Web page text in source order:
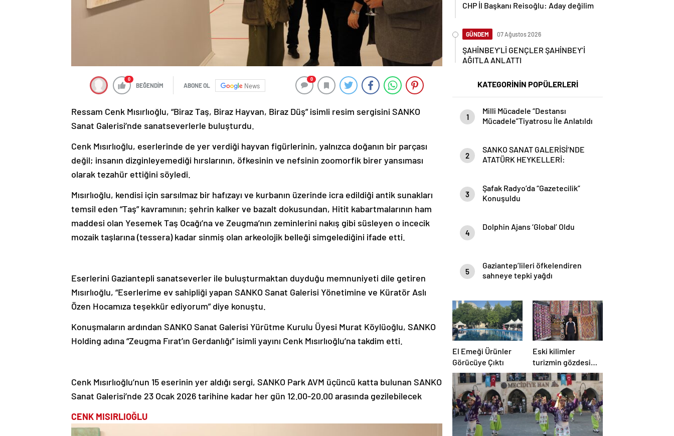
0
BEĞENDİM ABONE OL News
0
Ressam Cenk Mısırlıoğlu, “Biraz Taş, Biraz Hayvan, Biraz Düş” isimli resim sergisini SANKO
Sanat Galerisi’nde sanatseverlerle buluşturdu.
Cenk Mısırlıoğlu, eserlerinde de yer verdiği hayvan figürlerinin, yalnızca doğanın bir parçası
değil; insanın dizginleyemediği hırslarının, öfkesinin ve nefsinin zoomorfik birer yansıması
olarak tezahür ettiğini söyledi.
Mısırlıoğlu, kendisi için sarsılmaz bir hafızayı ve kurbanın üzerinde icra edildiği antik sunakları
temsil eden “Taş” kavramının; şehrin kalker ve bazalt dokusundan, Hitit kabartmalarının ham
maddesi olan Yesemek Taş Ocağı’na ve Zeugma’nın zeminlerini nakış gibi süsleyen o incecik
mozaik taşlarına (tessera) kadar sinmiş olan arkeolojik belleği simgelediğini ifade etti.
Eserlerini Gaziantepli sanatseverler ile buluşturmaktan duyduğu memnuniyeti dile getiren
Mısırlıoğlu, “Eserlerime ev sahipliği yapan SANKO Sanat Galerisi Yönetimine ve Küratör Aslı
Özen Hocamıza teşekkür ediyorum” diye konuştu.
Konuşmaların ardından SANKO Sanat Galerisi Yürütme Kurulu Üyesi Murat Köylüoğlu, SANKO
Holding adına “Zeugma Fırat’ın Gerdanlığı” isimli yayını Cenk Mısırlıoğlu’na takdim etti.
Cenk Mısırlıoğlu’nun 15 eserinin yer aldığı sergi, SANKO Park AVM üçüncü katta bulunan SANKO
Sanat Galerisi’nde 23 Ocak 2026 tarihine kadar her gün 12.00-20.00 arasında gezilebilecek
CENK MISIRLIOĞLU
CHP İl Başkanı Reisoğlu: Aday değilim
GÜNDEM 07 Ağustos 2026
ŞAHİNBEY’Lİ GENÇLER ŞAHİNBEY’İ
AĞITLA ANLATTI
KATEGORİNİN POPÜLERLERİ
1
Milli Mücadele “Destansı
Mücadele”Tiyatrosu İle Anlatıldı
2
SANKO SANAT GALERİSİ’NDE
ATATÜRK HEYKELLERİ:
3
Şafak Radyo’da “Gazetecilik”
Konuşuldu
4
Dolphin Ajans ‘Global’ Oldu
5
Gaziantep’lileri öfkelendiren
sahneye tepki yağdı
El Emeği Ürünler
Görücüye Çıktı
Eski kilimler
turizmin gözdesi
oldu